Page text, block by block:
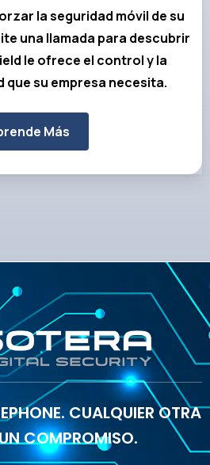
la seguridad móvil de su
una llamada para descubrir
le ofrece el control y la
su empresa necesita.
Más
CUALQUIER OTRA
COMPROMISO.